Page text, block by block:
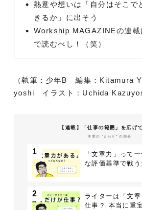
熱意や想いは「自分はそこで
きるか」に出そう
Workship MAGAZINEの連載
で読むべし！（笑）
（執筆：少年B 編集：Kitamura
yoshi イラスト：Uchida
【連載】「仕事の範囲」を広げ
本業の “まわり” の部分
1
「文章力」って
な評価基準で戦う
2
ライターは「文
仕事？ 本当に重